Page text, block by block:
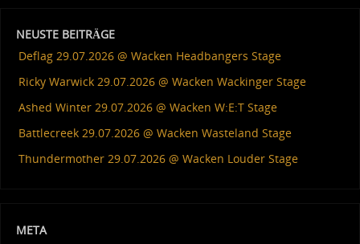
NEUSTE BEITRÄGE
Deflag 29.07.2026 @ Wacken Headbangers Stage
Ricky Warwick 29.07.2026 @ Wacken Wackinger Stage
Ashed Winter 29.07.2026 @ Wacken W:E:T Stage
Battlecreek 29.07.2026 @ Wacken Wasteland Stage
Thundermother 29.07.2026 @ Wacken Louder Stage
META